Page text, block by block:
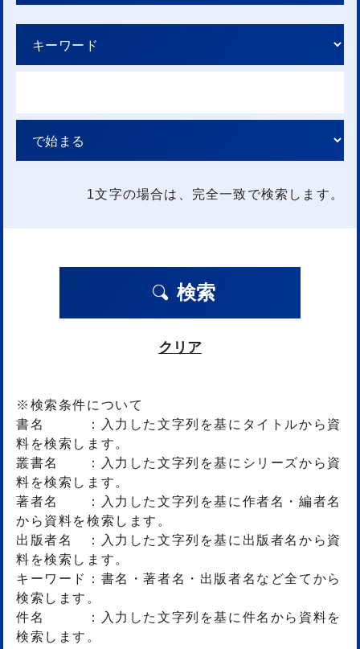
1文字の場合は、完全一致で検索します。
検索
クリア
※検索条件について
書名 ：入力した文字列を基にタイトルから資
料を検索します。
叢書名 ：入力した文字列を基にシリーズから資
料を検索します。
著者名 ：入力した文字列を基に作者名・編者名
から資料を検索します。
出版者名 ：入力した文字列を基に出版者名から資
料を検索します。
キーワード：書名・著者名・出版者名など全てから
検索します。
件名 ：入力した文字列を基に件名から資料を
検索します。